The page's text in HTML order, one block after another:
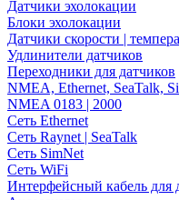
Датчики эхолокации
Блоки эхолокации
Датчики скорости |
Удлинители датчиков
Переходники для датчиков
NMEA, Ethernet, SeaTalk,
NMEA 0183 | 2000
Сеть Ethernet
Сеть Raynet | SeaTalk
Сеть SimNet
Сеть WiFi
Интерфейсный кабель для